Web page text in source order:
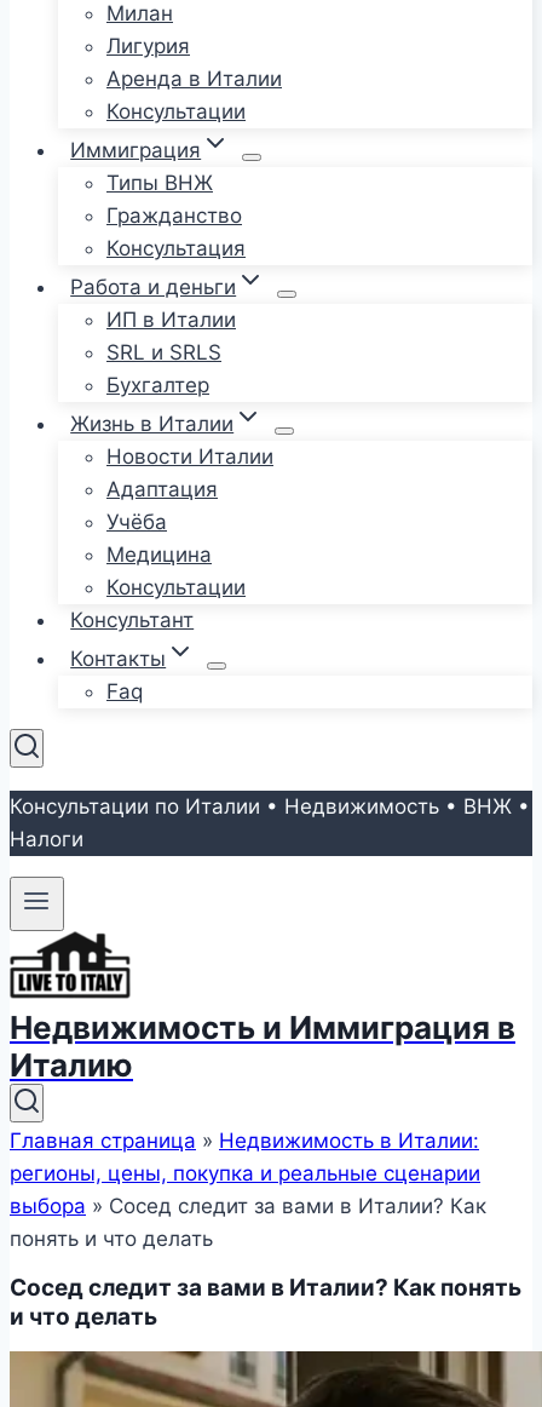
Милан
Лигурия
Аренда в Италии
Консультации
Иммиграция
Типы ВНЖ
Гражданство
Консультация
Работа и деньги
ИП в Италии
SRL и SRLS
Бухгалтер
Жизнь в Италии
Новости Италии
Адаптация
Учёба
Медицина
Консультации
Консультант
Контакты
Faq
Консультации по Италии • Недвижимость • ВНЖ •
Налоги
Недвижимость и Иммиграция в
Италию
Главная страница » Недвижимость в Италии:
регионы, цены, покупка и реальные сценарии
выбора » Сосед следит за вами в Италии? Как
понять и что делать
Сосед следит за вами в Италии? Как понять
и что делать